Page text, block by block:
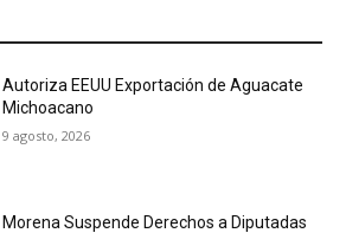
Autoriza EEUU Exportación de Aguacate
Michoacano
9 agosto, 2026
Morena Suspende Derechos a Diputadas